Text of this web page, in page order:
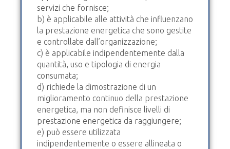
servizi che fornisce;
b) è applicabile alle attività che influenzano
la prestazione energetica che sono gestite
e controllate dall’organizzazione;
c) è applicabile indipendentemente dalla
quantità, uso e tipologia di energia
consumata;
d) richiede la dimostrazione di un
miglioramento continuo della prestazione
energetica, ma non definisce livelli di
prestazione energetica da raggiungere;
e) può essere utilizzata
indipendentemente o essere allineata o